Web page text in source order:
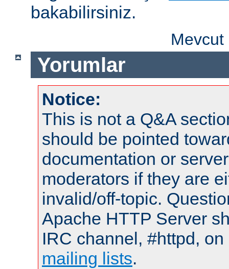
bakabilirsiniz.
Yorumlar
Notice:
This is not a Q&A
should be pointed
documentation or
moderators if they are
invalid/off-topic.
Apache HTTP Server
IRC channel, #httpd,
mailing lists.